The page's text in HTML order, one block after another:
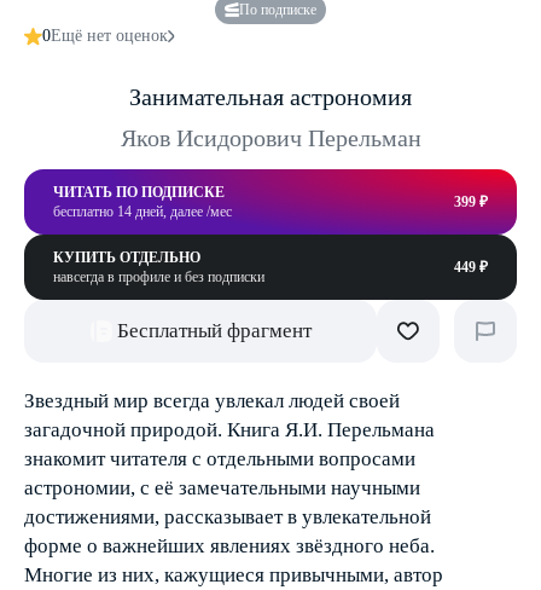
По подписке
0Ещё нет оценок
Занимательная астрономия
Яков Исидорович Перельман
ЧИТАТЬ ПО ПОДПИСКЕ
бесплатно 14 дней, далее /мес
399 ₽
КУПИТЬ ОТДЕЛЬНО
навсегда в профиле и без подписки
449 ₽
Бесплатный фрагмент
Звездный мир всегда увлекал людей своей
загадочной природой. Книга Я.И. Перельмана
знакомит читателя с отдельными вопросами
астрономии, с её замечательными научными
достижениями, рассказывает в увлекательной
форме о важнейших явлениях звёздного неба.
Многие из них, кажущиеся привычными, автор